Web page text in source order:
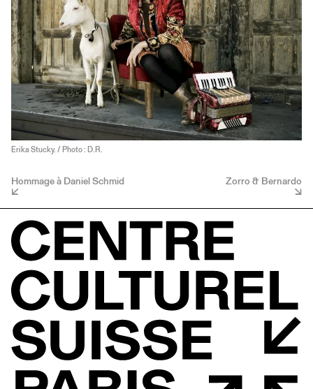
Erika Stucky. / Photo : D.R.
Hommage à Daniel Schmid Zorro & Bernardo